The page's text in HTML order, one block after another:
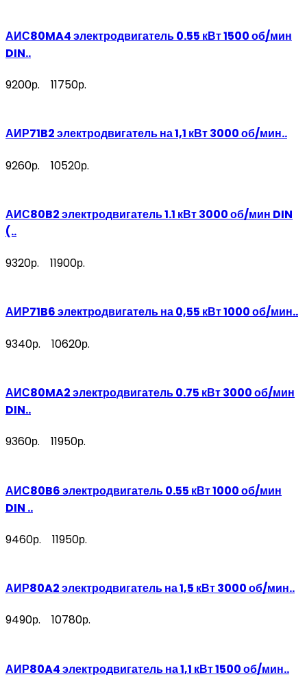
АИС80MA4 электродвигатель 0.55 кВт 1500 об/мин
DIN..
9200р. 11750р.
АИР71B2 электродвигатель на 1,1 кВт 3000 об/мин..
9260р. 10520р.
АИС80B2 электродвигатель 1.1 кВт 3000 об/мин DIN
(..
9320р. 11900р.
АИР71B6 электродвигатель на 0,55 кВт 1000 об/мин..
9340р. 10620р.
АИС80MA2 электродвигатель 0.75 кВт 3000 об/мин
DIN..
9360р. 11950р.
АИС80B6 электродвигатель 0.55 кВт 1000 об/мин
DIN ..
9460р. 11950р.
АИР80A2 электродвигатель на 1,5 кВт 3000 об/мин..
9490р. 10780р.
АИР80A4 электродвигатель на 1,1 кВт 1500 об/мин..